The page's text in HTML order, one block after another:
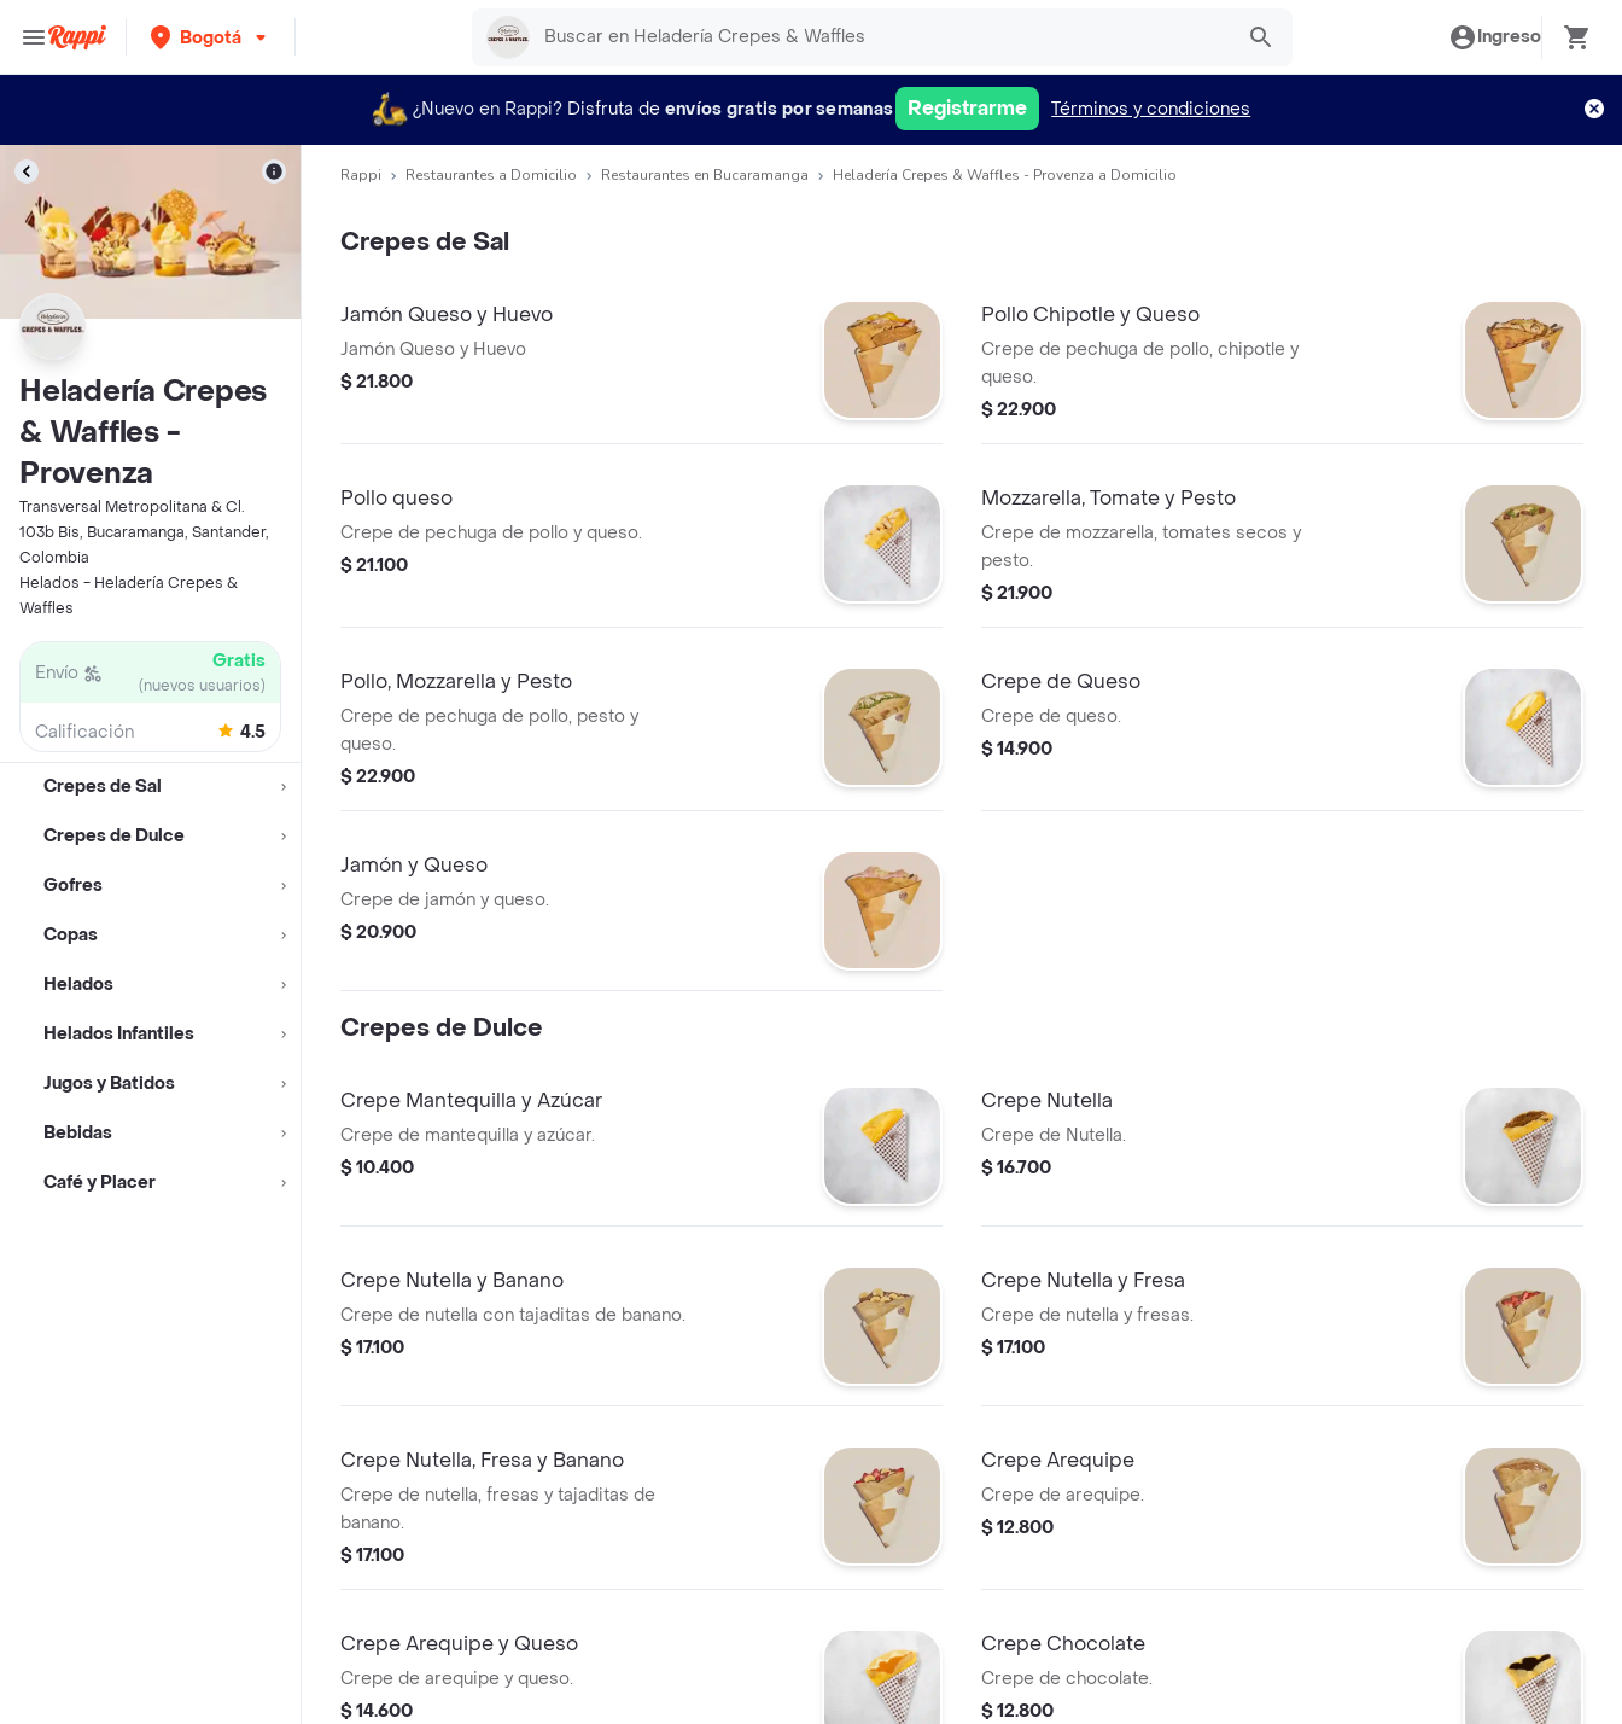
Bogotá Ingreso
¿Nuevo en Rappi? Disfruta de envíos gratis por semanas Registrarme Términos y condiciones
Heladería Crepes
& Waffles -
Provenza
Transversal Metropolitana & Cl.
103b Bis, Bucaramanga, Santander,
Colombia
Helados - Heladería Crepes &
Waffles
Envío Gratis
(nuevos usuarios)
Calificación 4.5
Crepes de Sal
Crepes de Dulce
Gofres
Copas
Helados
Helados Infantiles
Jugos y Batidos
Bebidas
Café y Placer
Rappi Restaurantes a Domicilio Restaurantes en Bucaramanga Heladería Crepes & Waffles - Provenza a Domicilio
Crepes de Sal
Jamón Queso y Huevo
Jamón Queso y Huevo
$ 21.800
Pollo Chipotle y Queso
Crepe de pechuga de pollo, chipotle y
queso.
$ 22.900
Pollo queso
Crepe de pechuga de pollo y queso.
$ 21.100
Mozzarella, Tomate y Pesto
Crepe de mozzarella, tomates secos y
pesto.
$ 21.900
Pollo, Mozzarella y Pesto
Crepe de pechuga de pollo, pesto y
queso.
$ 22.900
Crepe de Queso
Crepe de queso.
$ 14.900
Jamón y Queso
Crepe de jamón y queso.
$ 20.900
Crepes de Dulce
Crepe Mantequilla y Azúcar
Crepe de mantequilla y azúcar.
$ 10.400
Crepe Nutella
Crepe de Nutella.
$ 16.700
Crepe Nutella y Banano
Crepe de nutella con tajaditas de banano.
$ 17.100
Crepe Nutella y Fresa
Crepe de nutella y fresas.
$ 17.100
Crepe Nutella, Fresa y Banano
Crepe de nutella, fresas y tajaditas de
banano.
$ 17.100
Crepe Arequipe
Crepe de arequipe.
$ 12.800
Crepe Arequipe y Queso
Crepe de arequipe y queso.
$ 14.600
Crepe Chocolate
Crepe de chocolate.
$ 12.800